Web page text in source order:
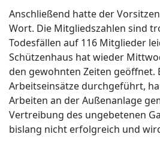
Anschließend hatte der
Wort. Die Mitgliedszahlen sind
Todesfällen auf 116 Mitglieder
Schützenhaus hat wieder
den gewohnten Zeiten geöffnet.
Arbeitseinsätze durchgeführt,
Arbeiten an der Außenanlage
Vertreibung des ungebetenen
bislang nicht erfolgreich und